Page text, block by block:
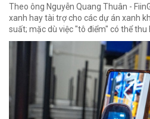
Theo ông Nguyễn Quang Thuân -
xanh hay tài trợ cho các dự án xanh
suất; mặc dù việc "tô điểm" có thể thu